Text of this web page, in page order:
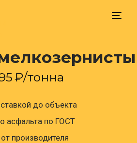
₽/тонна
до объекта
асфальта по ГОСТ
производителя